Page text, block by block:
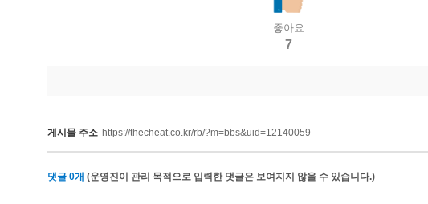
좋아요
7
게시물 주소 https://thecheat.co.kr/rb/?m=bbs&uid=12140059
댓글 0개 (운영진이 관리 목적으로 입력한 댓글은 보여지지 않을 수 있습니다.)